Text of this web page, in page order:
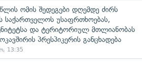
ომის შედეგები დღემდე ძირს
საქართველოს უსაფრთხოებას,
და ტერიტორიულ მთლიანობას
პრესპიკერის განცხადება
13:35